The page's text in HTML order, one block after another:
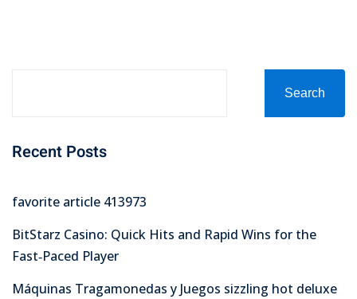
Search
Recent Posts
favorite article 413973
BitStarz Casino: Quick Hits and Rapid Wins for the
Fast‑Paced Player
Máquinas Tragamonedas y Juegos sizzling hot deluxe